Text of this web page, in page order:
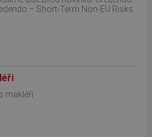
– Short-Term Non-EU Risks
makléři